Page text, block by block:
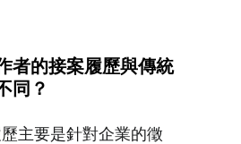
者的接案履歷與傳統
同？
主要是針對企業的徵